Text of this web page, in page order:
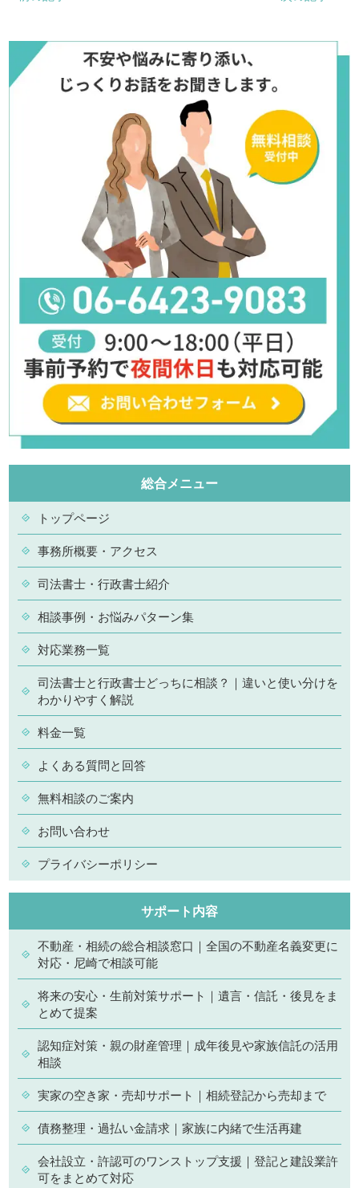
総合メニュー
トップページ
事務所概要・アクセス
司法書士・行政書士紹介
相談事例・お悩みパターン集
対応業務一覧
司法書士と行政書士どっちに相談？｜違いと使い分けを
わかりやすく解説
料金一覧
よくある質問と回答
無料相談のご案内
お問い合わせ
プライバシーポリシー
サポート内容
不動産・相続の総合相談窓口｜全国の不動産名義変更に
対応・尼崎で相談可能
将来の安心・生前対策サポート｜遺言・信託・後見をま
とめて提案
認知症対策・親の財産管理｜成年後見や家族信託の活用
相談
実家の空き家・売却サポート｜相続登記から売却まで
債務整理・過払い金請求｜家族に内緒で生活再建
会社設立・許認可のワンストップ支援｜登記と建設業許
可をまとめて対応